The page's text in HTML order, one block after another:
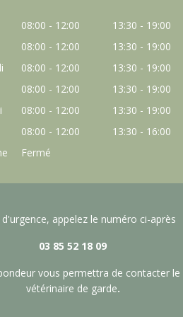
08:00 - 12:00
13:30 - 19:00
08:00 - 12:00
13:30 - 19:00
08:00 - 12:00
13:30 - 19:00
08:00 - 12:00
13:30 - 19:00
08:00 - 12:00
13:30 - 19:00
08:00 - 12:00
13:30 - 16:00
Fermé
d'urgence, appelez le numéro ci-après
03 85 52 18 09
vous permettra de contacter le
vétérinaire de garde.